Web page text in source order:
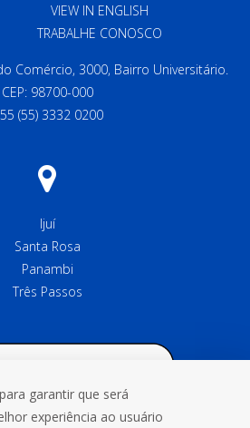
VIEW IN ENGLISH
TRABALHE CONOSCO
Comércio, 3000, Bairro Universitário.
CEP: 98700-000
(55) 3332 0200
Ijuí
Santa Rosa
Panambi
Três Passos
garantir que será
experiência ao usuário